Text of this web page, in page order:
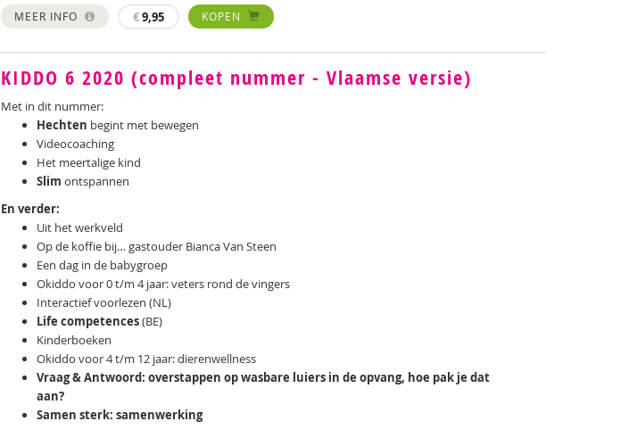
MEER INFO €9,95 KOPEN
KIDDO 6 2020 (compleet nummer - Vlaamse versie)
Met in dit nummer:
Hechten begint met bewegen
Videocoaching
Het meertalige kind
Slimontspannen
En verder:
Uit het werkveld
Op de koffie bij… gastouder Bianca Van Steen
Een dag in de babygroep
Okiddo voor 0 t/m 4 jaar: veters rond de vingers
Interactief voorlezen (NL)
Life competences(BE)
Kinderboeken
Okiddo voor 4 t/m 12 jaar: dierenwellness
Vraag & Antwoord: overstappen op wasbare luiers in de opvang, hoe pak je dat
aan?
Samen sterk: samenwerking